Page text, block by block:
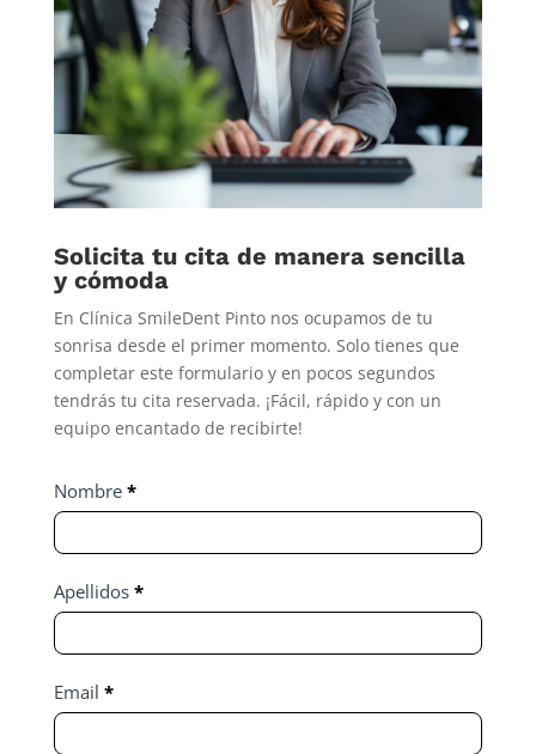
Solicita tu cita de manera sencilla
y cómoda
En Clínica SmileDent Pinto nos ocupamos de tu
sonrisa desde el primer momento. Solo tienes que
completar este formulario y en pocos segundos
tendrás tu cita reservada. ¡Fácil, rápido y con un
equipo encantado de recibirte!
Contact
Us
Nombre *
Apellidos *
Email *